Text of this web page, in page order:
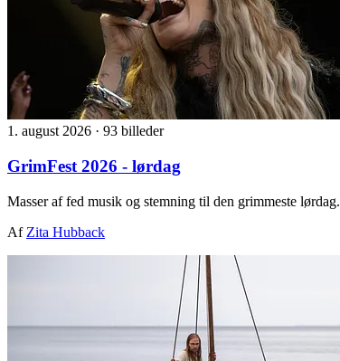
1. august 2026 · 93 billeder
GrimFest 2026 - lørdag
Masser af fed musik og stemning til den grimmeste lørdag.
Af Zita Hubback